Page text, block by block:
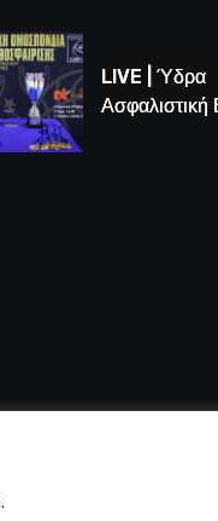
LIVE | Ύδρα
Ασφαλιστική
|